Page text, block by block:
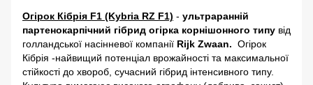
Огірок Кібрія F1 (Kybria RZ F1) - ультраранній
партенокарпічний гібрид огірка корнішонного типу від
голландської насінневої компанії Rijk Zwaan. Огірок
Кібрія -найвищий потенціал врожайності та максимальної
стійкості до хвороб, сучасний гібрид інтенсивного типу.